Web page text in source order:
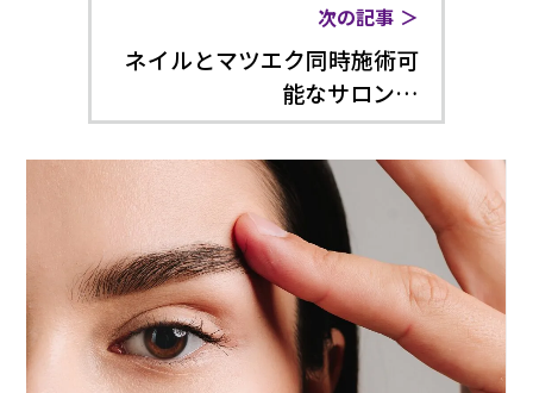
次の記事
ネイルとマツエク同時施術可
能なサロン…